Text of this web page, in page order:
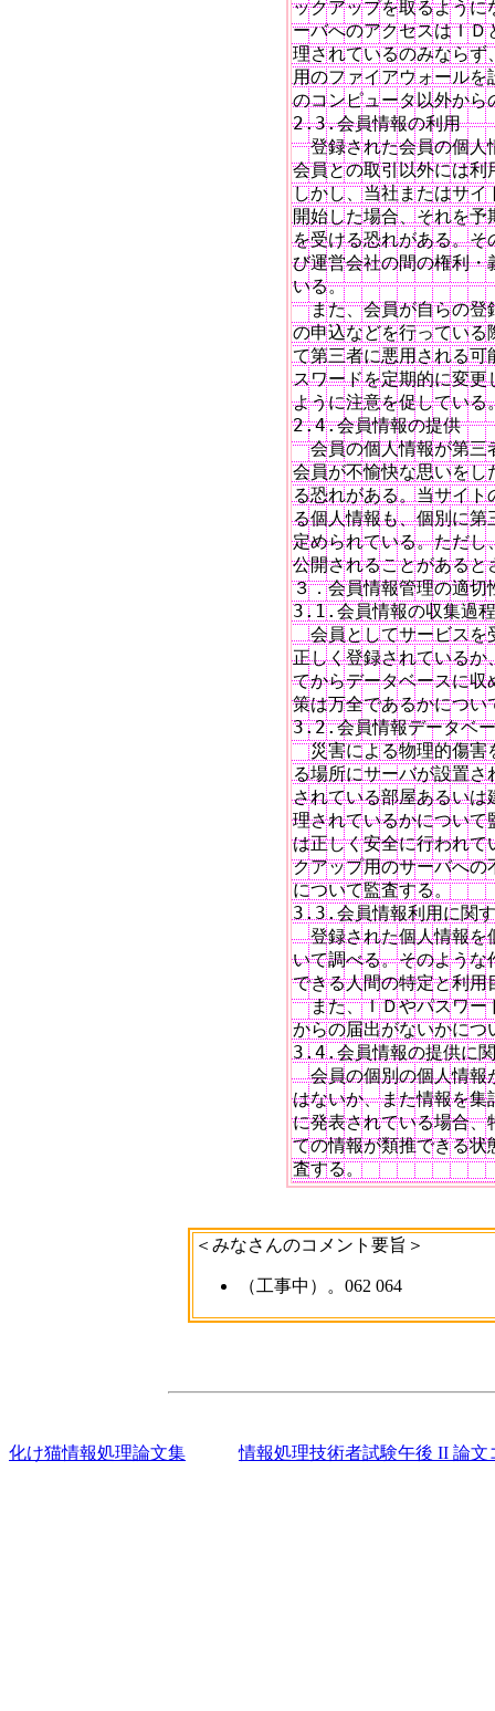
ックアップを取るよう
ーバへのアクセスはＩ
理されているのみなら
用のファイアウォール
のコンピュータ以外か
2.3.会員情報の利用
登録された会員の個人
会員との取引以外には
しかし、当社またはサ
開始した場合、それを
を受ける恐れがある。
び運営会社の間の権利
いる。
また、会員が自らの登
の申込などを行ってい
て第三者に悪用される
スワードを定期的に変
ように注意を促している
2.4.会員情報の提供
会員の個人情報が第三
会員が不愉快な思いを
る恐れがある。当サイ
る個人情報も、個別に
定められている。ただ
公開されることがあると
３．会員情報管理の適切
3.1.会員情報の収集過
会員としてサービスを
正しく登録されている
てからデータベースに
策は万全であるかにつ
3.2.会員情報データベ
災害による物理的傷害
る場所にサーバが設置
されている部屋あるい
理されているかについ
は正しく安全に行われ
クアップ用のサーバへ
について監査する。
3.3.会員情報利用に関
登録された個人情報を
いて調べる。そのよう
できる人間の特定と利
また、ＩＤやパスワー
からの届出がないかにつ
3.4.会員情報の提供に
会員の個別の個人情報
はないか、また情報を
に発表されている場合
ての情報が類推できる
＜みなさんのコメント要旨＞
（工事中）。062 064
化け猫情報処理論文集 情報処理技術者試験午後 II 論文